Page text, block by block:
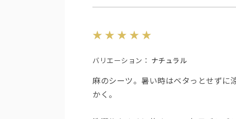
バリエーション： ナチュラル
麻のシーツ。暑い時はベタっとせずに
かく。